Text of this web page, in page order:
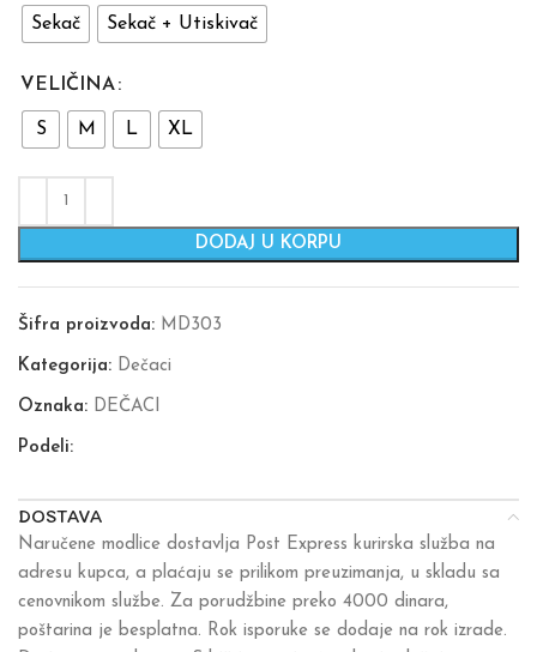
Sekač Sekač + Utiskivač
VELIČINA
S M L XL
DODAJ U KORPU
Šifra proizvoda: MD303
Kategorija: Dečaci
Oznaka: DEČACI
Podeli:
DOSTAVA
Naručene modlice dostavlja Post Express kurirska služba na
adresu kupca, a plaćaju se prilikom preuzimanja, u skladu sa
cenovnikom službe. Za porudžbine preko 4000 dinara,
poštarina je besplatna. Rok isporuke se dodaje na rok izrade.